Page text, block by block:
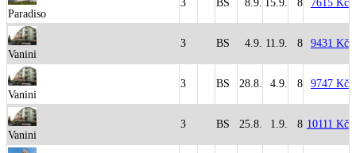
Paradiso
3 BS 8.9. 15.9. 8 7615 Kč
Vanini
3 BS 4.9. 11.9. 8 9431 Kč
Vanini
3 BS 28.8. 4.9. 8 9747 Kč
Vanini
3 BS 25.8. 1.9. 8 10111 Kč